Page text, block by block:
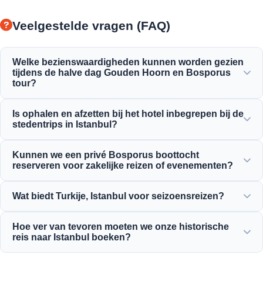
Veelgestelde vragen (FAQ)
Welke bezienswaardigheden kunnen worden gezien
tijdens de halve dag Gouden Hoorn en Bosporus
tour?
Hoorn, de Bosporusbrug, het Dolmabahçepaleis, de
Ortaköymoskee, het Rumeli Hisarı en de elegante
Is ophalen en afzetten bij het hotel inbegrepen bij de
stedentrips in Istanbul?
centrale gebieden zoals Sultanahmet, Taksim en omgeving.
Kunnen we een privé Bosporus boottocht
reserveren voor zakelijke reizen of evenementen?
door middel van op maat gemaakte jachtcharters,
Wat biedt Turkije, Istanbul voor seizoensreizen?
verscheidenheid aan attracties, van lente-tulpenfestivals
tot zomerse excursies, historische winterreizen en rijke
Hoe ver van tevoren moeten we onze historische
reis naar Istanbul boeken?